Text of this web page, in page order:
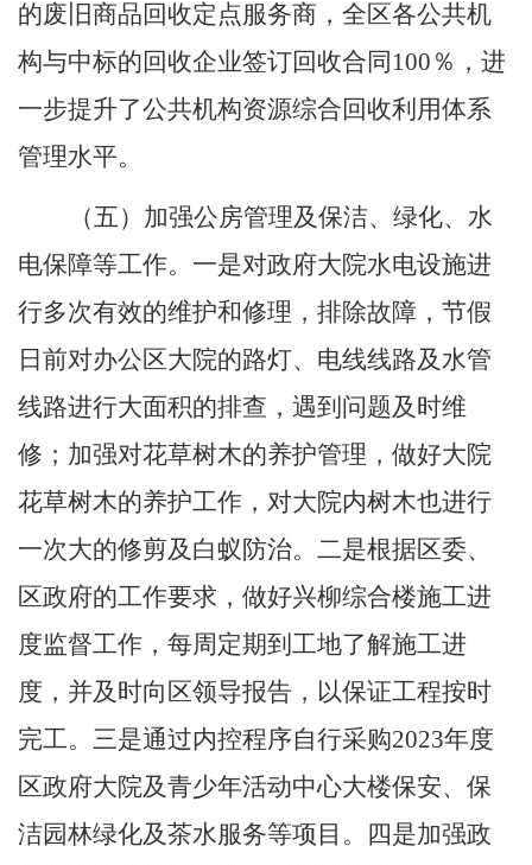
的废旧商品回收定点服务商，全区各公共机
构与中标的回收企业签订回收合同 100 ％，进
一步提升了公共机构资源综合回收利用体系
管理水平。
（五） 加强公房管理及保洁、绿化、水
电保障等工作。 一是对政府大院水电设施进
行多次有效的维护和修理，排除故障，节假
日前对办公区大院的路灯、电线线路及水管
线路进行大面积的排查，遇到问题及时维
修；加强对花草树木的养护管理，做好大院
花草树木的养护工作，对大院内树木也进行
一次大的修剪及白蚁防治。二是根据区委、
区政府的工作要求，做好兴柳综合楼施工进
度监督工作，每周定期到工地了解施工进
度，并及时向区领导报告，以保证工程按时
完工。三是通过内控程序自行采购2023年度
区政府大院及青少年活动中心大楼保安、保
洁园林绿化及茶水服务等项目。四是加强政